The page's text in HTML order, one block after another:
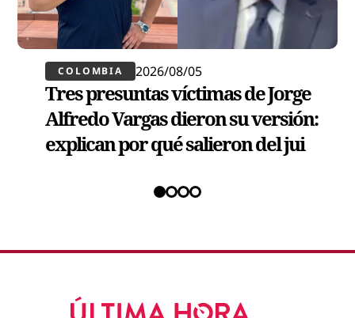
COLOMBIA 2026/08/05
Tres presuntas víctimas de Jorge
Alfredo Vargas dieron su versión:
explican por qué salieron del jui